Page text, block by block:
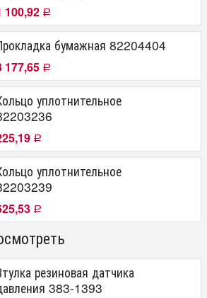
100,92 Р
бумажная 82204404
177,65 Р
уплотнительное
Р
уплотнительное
Р
резиновая датчика
383-1393